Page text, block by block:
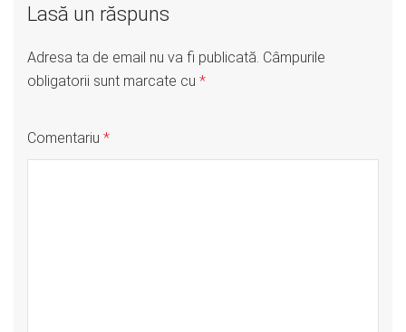
Lasă un răspuns
Adresa ta de email nu va fi publicată. Câmpurile
obligatorii sunt marcate cu *
Comentariu *